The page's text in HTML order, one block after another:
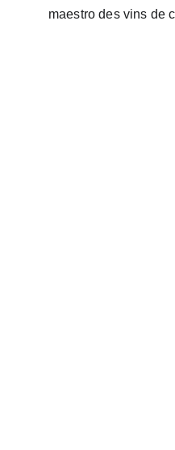
maestro des vins de